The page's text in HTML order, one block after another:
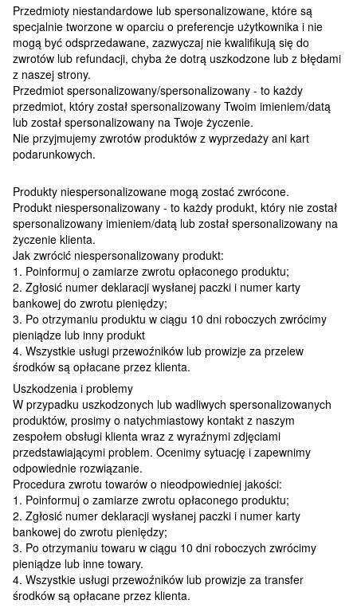
Przedmioty niestandardowe lub spersonalizowane, które są
specjalnie tworzone w oparciu o preferencje użytkownika i nie
mogą być odsprzedawane, zazwyczaj nie kwalifikują się do
zwrotów lub refundacji, chyba że dotrą uszkodzone lub z błędami
z naszej strony.
Przedmiot spersonalizowany/spersonalizowany - to każdy
przedmiot, który został spersonalizowany Twoim imieniem/datą
lub został spersonalizowany na Twoje życzenie.
Nie przyjmujemy zwrotów produktów z wyprzedaży ani kart
podarunkowych.
Produkty niespersonalizowane mogą zostać zwrócone.
Produkt niespersonalizowany - to każdy produkt, który nie został
spersonalizowany imieniem/datą lub został spersonalizowany na
życzenie klienta.
Jak zwrócić niespersonalizowany produkt:
1. Poinformuj o zamiarze zwrotu opłaconego produktu;
2. Zgłosić numer deklaracji wysłanej paczki i numer karty
bankowej do zwrotu pieniędzy;
3. Po otrzymaniu produktu w ciągu 10 dni roboczych zwrócimy
pieniądze lub inny produkt
4. Wszystkie usługi przewoźników lub prowizje za przelew
środków są opłacane przez klienta.
Uszkodzenia i problemy
W przypadku uszkodzonych lub wadliwych spersonalizowanych
produktów, prosimy o natychmiastowy kontakt z naszym
zespołem obsługi klienta wraz z wyraźnymi zdjęciami
przedstawiającymi problem. Ocenimy sytuację i zapewnimy
odpowiednie rozwiązanie.
Procedura zwrotu towarów o nieodpowiedniej jakości:
1. Poinformuj o zamiarze zwrotu opłaconego produktu;
2. Zgłosić numer deklaracji wysłanej paczki i numer karty
bankowej do zwrotu pieniędzy;
3. Po otrzymaniu towaru w ciągu 10 dni roboczych zwrócimy
pieniądze lub inne towary.
4. Wszystkie usługi przewoźników lub prowizje za transfer
środków są opłacane przez klienta.